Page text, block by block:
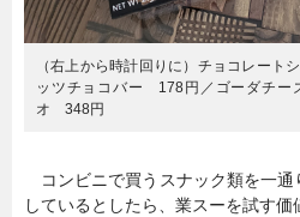
（右上から時計回りに）チョコレー
ッツチョコバー 178円／ゴーダチ
オ 348円
コンビニで買うスナック類を一通
しているとしたら、業スーを試す価